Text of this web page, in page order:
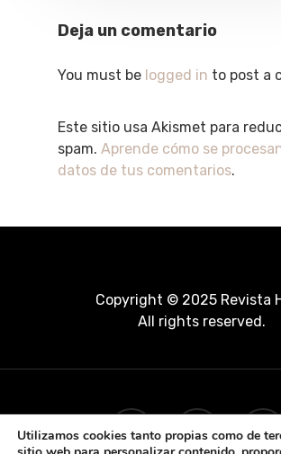
Deja un comentario
You must be logged in to post a
Este sitio usa Akismet para
spam. Aprende cómo se
datos de tus comentarios.
Copyright © 2025 Revista
All rights reserved.
Utilizamos cookies tanto propias como de